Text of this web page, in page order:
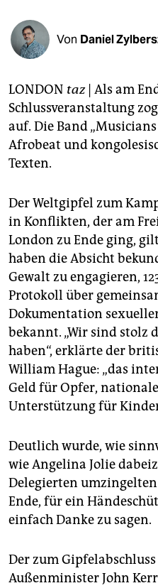
fragen & hilfe
abo
genossenschaft
epaper login
Von Daniel
LONDON taz| Als am
Schlussveranstaltung
auf. Die Band
Afrobeat und
Texten.
Der Weltgipfel zum
in Konflikten, der am
London zu Ende ging,
haben die Absicht
Gewalt zu engagieren,
Protokoll über
Dokumentation
bekannt. „Wir sind stolz
haben“, erklärte der
William Hague: „das
Geld für Opfer,
Unterstützung für
Deutlich wurde, wie
wie Angelina Jolie
Delegierten
Ende, für ein
einfach Danke zu sagen.
Der zum Gipfelabschluss
Außenminister John